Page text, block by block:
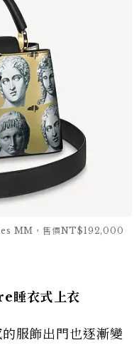
MM，售價NT$192,000
衣式上衣
服飾出門也逐漸變